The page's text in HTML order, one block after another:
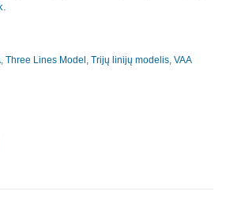
.
,Three Lines Model ,Trijų linijų modelis ,VAA